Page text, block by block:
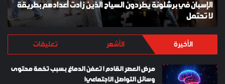
بطريقة
تحتمل
الإسبان في برشلونة يطردون السياح الذين زادت أعدادهم بطريقة
لا تحتمل
الأخيرة الأشهر تعليقات
مرض العصر القادم ! تعفن الدماغ بسبب تخمة محتوى
وسائل التواصل الاجتماعي!